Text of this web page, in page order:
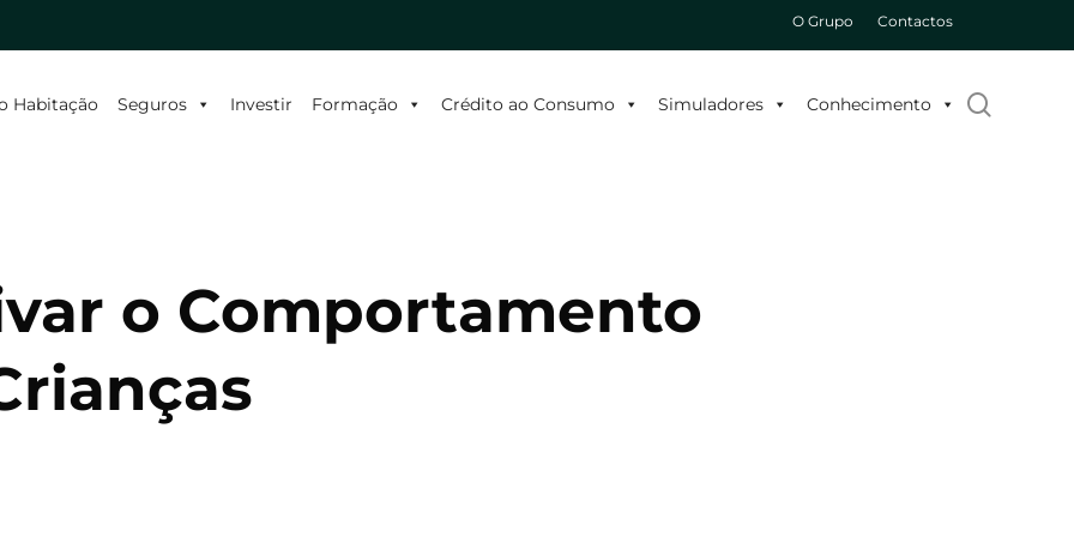
O Grupo Contactos
Habitação Seguros Investir Formação Crédito ao Consumo Simuladores Conhecimento
o Comportamento